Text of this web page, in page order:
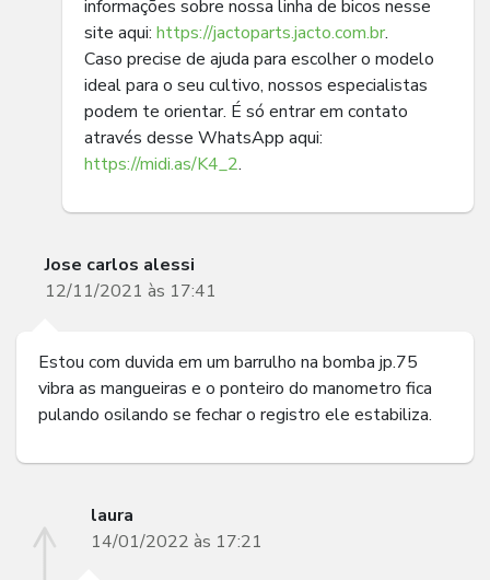
informações sobre nossa linha de bicos nesse
site aqui: https://jactoparts.jacto.com.br.
Caso precise de ajuda para escolher o modelo
ideal para o seu cultivo, nossos especialistas
podem te orientar. É só entrar em contato
através desse WhatsApp aqui:
https://midi.as/K4_2.
Jose carlos alessi
12/11/2021 às 17:41
Estou com duvida em um barrulho na bomba jp.75
vibra as mangueiras e o ponteiro do manometro fica
pulando osilando se fechar o registro ele estabiliza.
laura
14/01/2022 às 17:21